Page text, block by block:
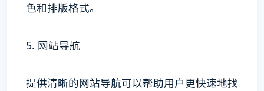
色和排版格式。
5. 网站导航
提供清晰的网站导航可以帮助用户更快速地找